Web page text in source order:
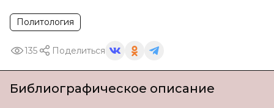
Политология
135 Поделиться
Библиографическое описание